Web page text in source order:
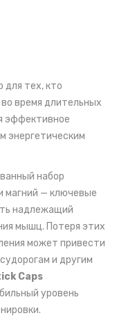
для тех, кто
время длительных
эффективное
энергетическим
набор
магний — ключевые
надлежащий
мышц. Потеря этих
может привести
и другим
Caps
уровень